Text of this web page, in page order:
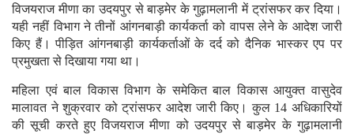
विजयराज मीणा का उदयपुर से बाड़मेर के गुढ़ामलानी में ट्रांसफर कर दिया।
यही नहीं विभाग ने तीनों आंगनबाड़ी कार्यकर्ता को वापस लेने के आदेश जारी
किए हैं। पीड़ित आंगनबाड़ी कार्यकर्ताओं के दर्द को दैनिक भास्कर एप पर
प्रमुखता से दिखाया गया था।
महिला एवं बाल विकास विभाग के समेकित बाल विकास आयुक्त वासुदेव
मालावत ने शुक्रवार को ट्रांसफर आदेश जारी किए। कुल 14 अधिकारियों
की सूची करते हुए विजयराज मीणा को उदयपुर से बाड़मेर के गुढ़ामलानी